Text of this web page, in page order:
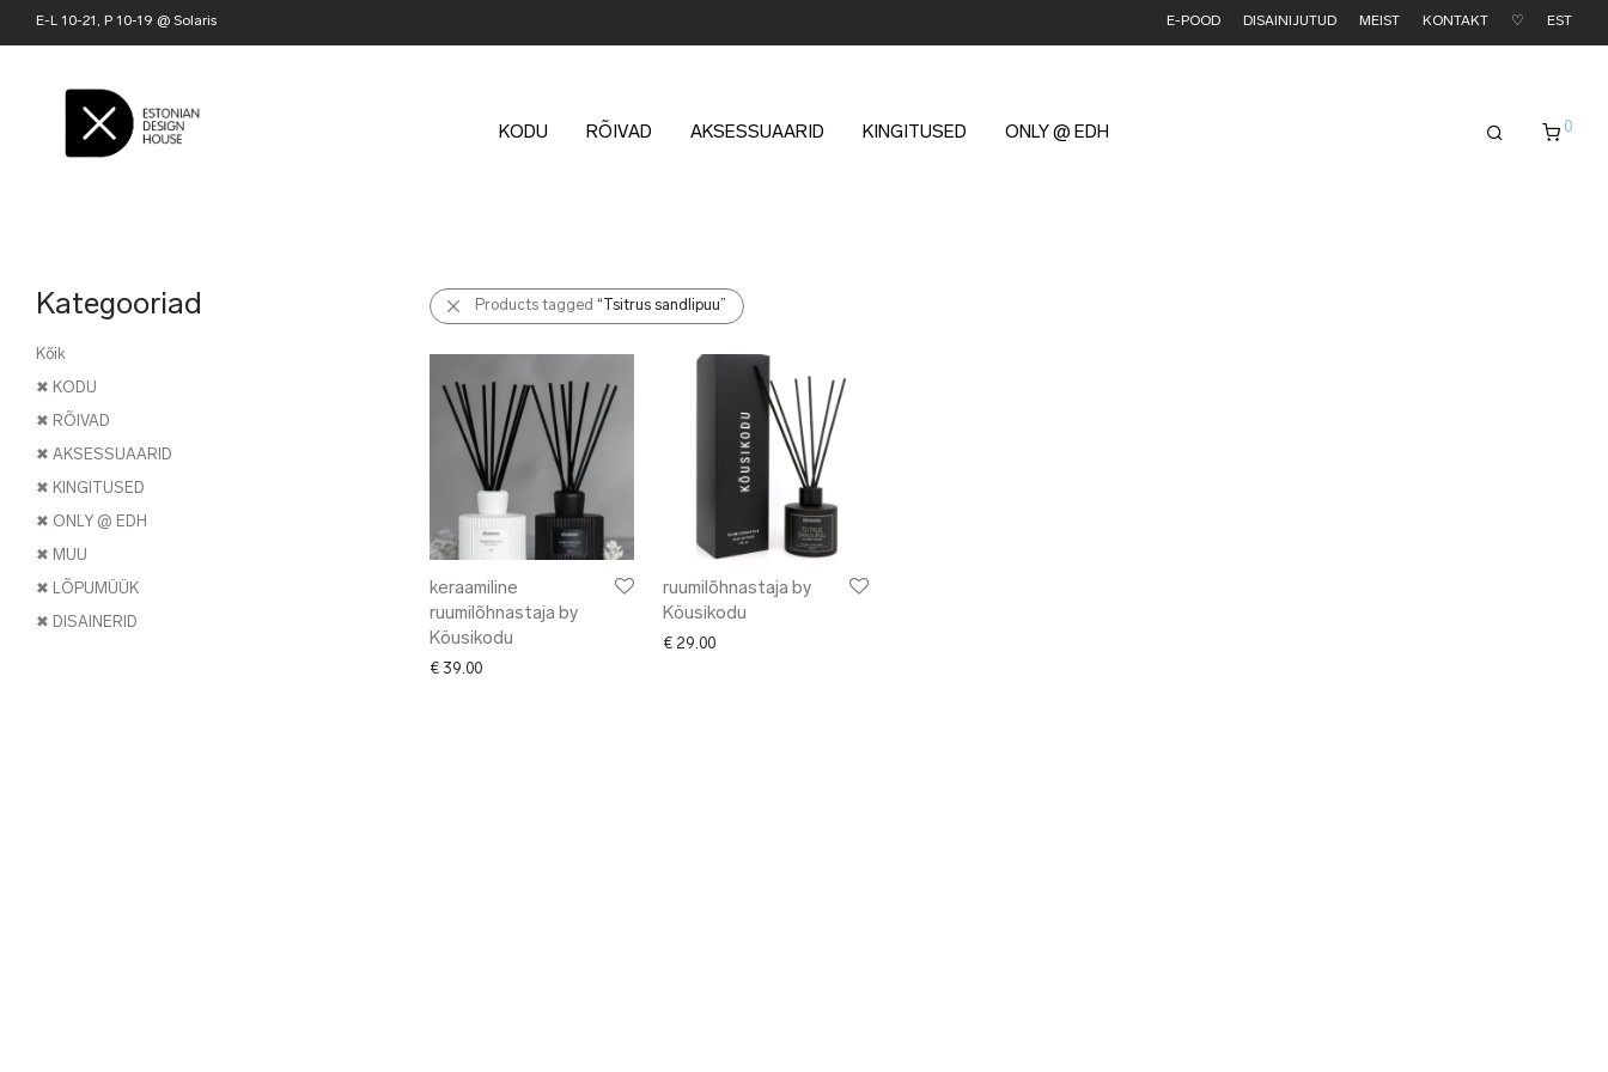
E-L 10-21, P 10-19 @ Solaris E-POOD DISAINIJUTUD MEIST KONTAKT ♡ EST
KODU RÕIVAD AKSESSUAARID KINGITUSED ONLY @ EDH 0
Kategooriad
Kõik
✖ KODU
✖ RÕIVAD
✖ AKSESSUAARID
✖ KINGITUSED
✖ ONLY @ EDH
✖ MUU
✖ LÕPUMÜÜK
✖ DISAINERID
Products tagged “Tsitrus sandlipuu”
keraamiline
ruumilõhnastaja by
Köusikodu
€39.00
ruumilõhnastaja by
Köusikodu
€ 29.00